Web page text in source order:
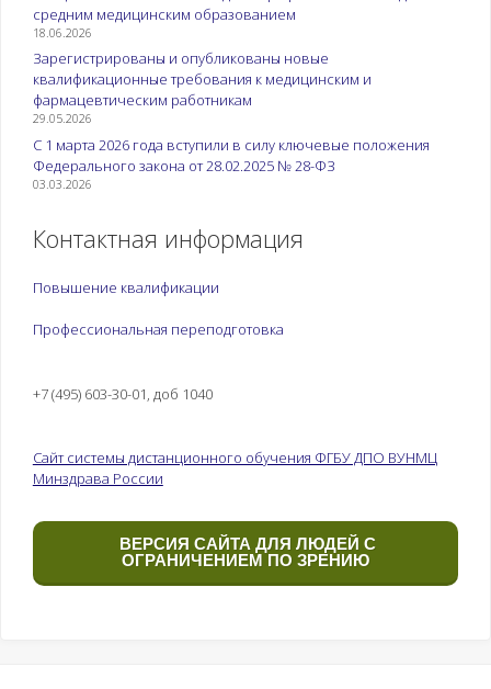
средним медицинским образованием
18.06.2026
Зарегистрированы и опубликованы новые
квалификационные требования к медицинским и
фармацевтическим работникам
29.05.2026
С 1 марта 2026 года вступили в силу ключевые положения
Федерального закона от 28.02.2025 № 28-ФЗ
03.03.2026
Контактная информация
Повышение квалификации
Профессиональная переподготовка
+7 (495) 603-30-01, доб 1040
Сайт системы дистанционного обучения ФГБУ ДПО ВУНМЦ
Минздрава России
ВЕРСИЯ САЙТА ДЛЯ ЛЮДЕЙ С
ОГРАНИЧЕНИЕМ ПО ЗРЕНИЮ